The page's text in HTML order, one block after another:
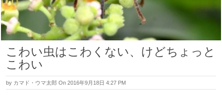
こわい虫はこわくない、けどちょっと
こわい
by カマド・ウマ太郎 On 2016年9月18日 4:27 PM